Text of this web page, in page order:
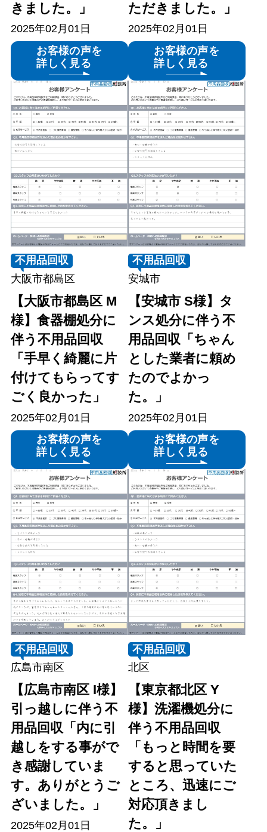
きました。」
2025年02月01日
お客様の声を
詳しく見る
ただきました。」
2025年02月01日
お客様の声を
詳しく見る
不用品回収
大阪市都島区
【大阪市都島区 M
様】食器棚処分に
伴う不用品回収
「手早く綺麗に片
付けてもらってす
ごく良かった」
2025年02月01日
お客様の声を
詳しく見る
不用品回収
安城市
【安城市 S様】タ
ンス処分に伴う不
用品回収「ちゃん
とした業者に頼め
たのでよかっ
た。」
2025年02月01日
お客様の声を
詳しく見る
不用品回収
広島市南区
【広島市南区 I様】
引っ越しに伴う不
用品回収「内に引
越しをする事がで
き感謝していま
す。ありがとうご
ざいました。」
2025年02月01日
不用品回収
北区
【東京都北区 Y
様】洗濯機処分に
伴う不用品回収
「もっと時間を要
すると思っていた
ところ、迅速にご
対応頂きまし
た。」